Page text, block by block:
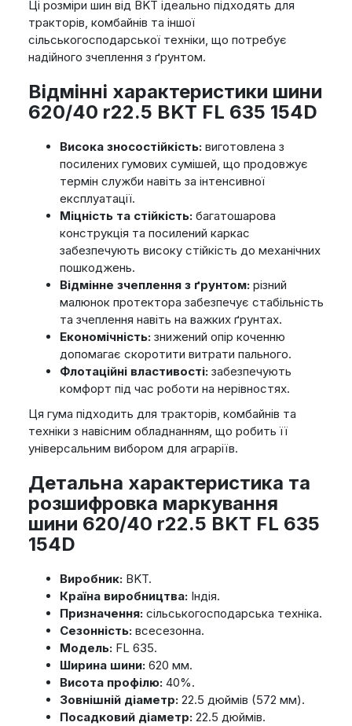
Ці розміри шин від BKT ідеально підходять для
тракторів, комбайнів та іншої
сільськогосподарської техніки, що потребує
надійного зчеплення з ґрунтом.
Відмінні характеристики шини
620/40 r22.5 BKT FL 635 154D
Висока зносостійкість:виготовлена з
посилених гумових сумішей, що продовжує
термін служби навіть за інтенсивної
експлуатації.
Міцність та стійкість:багатошарова
конструкція та посилений каркас
забезпечують високу стійкість до механічних
пошкоджень.
Відмінне зчеплення з ґрунтом:різний
малюнок протектора забезпечує стабільність
та зчеплення навіть на важких ґрунтах.
Економічність:знижений опір коченню
допомагає скоротити витрати пального.
Флотаційні властивості:забезпечують
комфорт під час роботи на нерівностях.
Ця гума підходить для тракторів, комбайнів та
техніки з навісним обладнанням, що робить її
універсальним вибором для аграріїв.
Детальна характеристика та
розшифровка маркування
шини 620/40 r22.5 BKT FL 635
154D
Виробник:BKT.
Країна виробництва:Індія.
Призначення:сільськогосподарська техніка.
Сезонність:всесезонна.
Модель:FL 635.
Ширина шини:620 мм.
Висота профілю:40%.
Зовнішній діаметр:22.5 дюймів (572 мм).
Посадковий діаметр:22.5 дюймів.